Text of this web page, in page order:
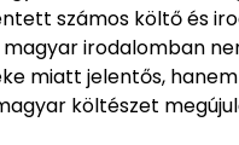
számos költő és
magyar irodalomban
miatt jelentős,
költészet